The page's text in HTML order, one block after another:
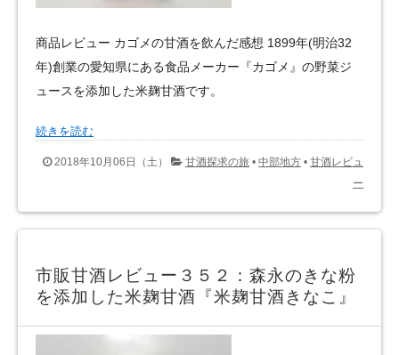
商品レビュー カゴメの甘酒を飲んだ感想 1899年(明治32
年)創業の愛知県にある食品メーカー『カゴメ』の野菜ジ
ュースを添加した米麹甘酒です。
続きを読む
2018年10月06日（土） 甘酒探求の旅 • 中部地方 • 甘酒レビュ
ー
市販甘酒レビュー３５２：森永のきな粉
を添加した米麹甘酒『米麹甘酒きなこ』